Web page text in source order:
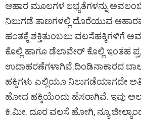
ಆಹಾರ ಮೂಲಗಳ ಲಭ್ಯತೆಗಳನ್ನು
ನಿಲುಗಡೆ ತಾಣಗಳಲ್ಲಿ ದೊರೆಯುವ
ಹಂತಕ್ಕೆ ಶಕ್ತಿತುಂಬಲು ವಲಸೆಹಕ್ಕಿಗಳಿಗೆ
ಕೊಲ್ಲಿ ಹಾಗೂ ಡೆಲಾವೇರ್ ಕೊಲ್ಲಿ ಇಂತಹ
ಉದಾಹರಣೆಗಳಾಗಿವೆ.ದಿಂಡಿನಾಕಾರದ
ಹಕ್ಕಿಗಳು ಎಲ್ಲಿಯೂ ನಿಲುಗಡೆಯಾಗದೇ
ಹೋದ ಹಕ್ಕಿಯೆಂದು ಹೆಸರಾಗಿವೆ. ಇವು
ಕಿ.ಮೀ. ದೂರ ವಲಸೆ ಹೋಗಿ, ನ್ಯೂ